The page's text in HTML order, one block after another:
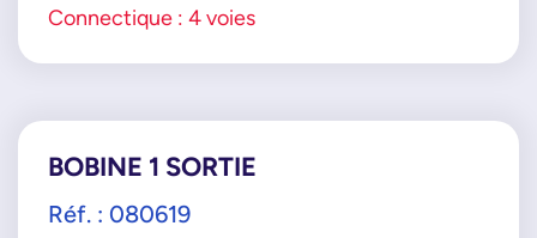
Connectique : 4 voies
BOBINE 1 SORTIE
Réf. : 080619